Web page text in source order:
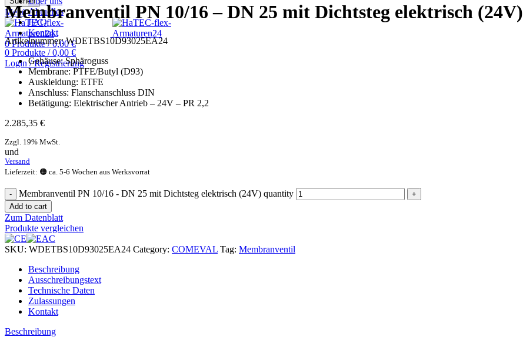
Menü
0Produkte / 0,00€
Aktuelles
FAQ
Kontakt
0 Produkte / 0,00 €
Login / Registrierung
Membranventil PN 10/16 – DN 25 mit Dichtsteg elektrisch (24V)
Artikelnummer:WDETBS10D93025EA24
Gehäuse: Sphäroguss
Membrane: PTFE/Butyl (D93)
Auskleidung: ETFE
Anschluss: Flanschanschluss DIN
Betätigung: Elektrischer Antrieb – 24V – PR 2,2
2.285,35 €
Zzgl. 19% MwSt.
und
Versand
Lieferzeit: 🟠 ca. 5-6 Wochen aus Werksvorrat
Membranventil PN 10/16 - DN 25 mit Dichtsteg elektrisch (24V) quantity
Add to cart
Zum Datenblatt
Produkte vergleichen
SKU: WDETBS10D93025EA24 Category: COMEVAL Tag: Membranventil
Beschreibung
Ausschreibungstext
Technische Daten
Zulassungen
Kontakt
Beschreibung